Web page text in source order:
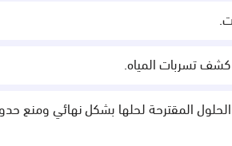
تسربات المياه.
المقترحة لحلها بشكل نهائي ومنع